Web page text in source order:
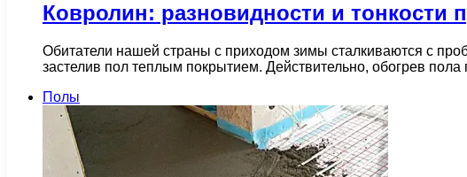
Ковролин: разновидности и тонкости
Обитатели нашей страны с приходом зимы сталкиваются с
застелив пол теплым покрытием. Действительно, обогрев
Полы